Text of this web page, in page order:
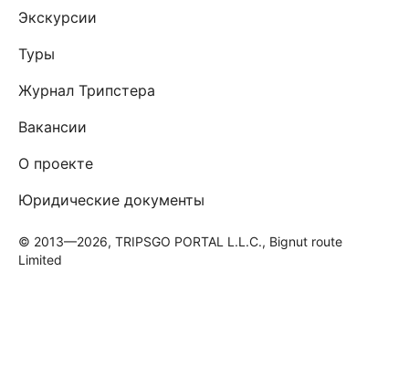
Экскурсии
Туры
Журнал Трипстера
Вакансии
О проекте
Юридические документы
© 2013—2026, TRIPSGO PORTAL L.L.C., Bignut route
Limited